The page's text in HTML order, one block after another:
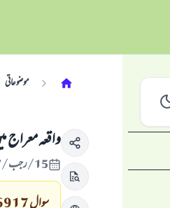
موضوعاتی
واقعہ معراج
15/رجب/1437 , 22/اپریل/2016